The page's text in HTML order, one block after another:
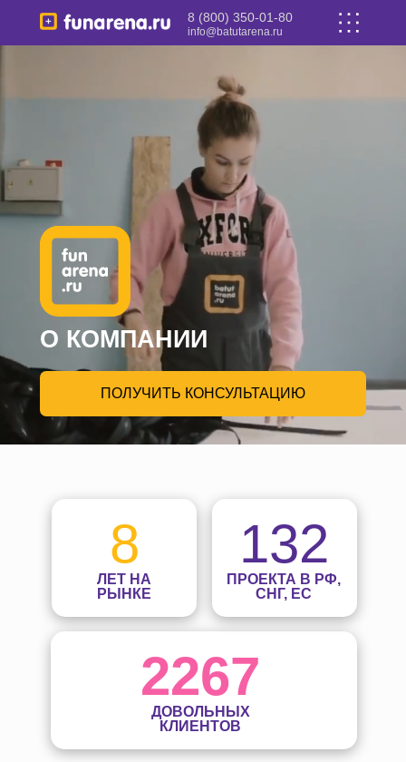
8 (800) 350-01-80
info@batutarena.ru
О КОМПАНИИ
ПОЛУЧИТЬ КОНСУЛЬТАЦИЮ
ЛЕТ НА
РЫНКЕ
8
ДОВОЛЬНЫХ
КЛИЕНТОВ
2267
ПРОЕКТА В РФ,
СНГ, ЕС
132